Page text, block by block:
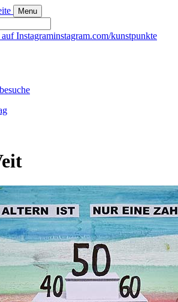
Menu
Instagraminstagram.com/kunstpunkte